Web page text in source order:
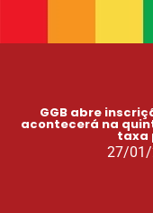
GGB abre
acontecerá na
taxa
27/